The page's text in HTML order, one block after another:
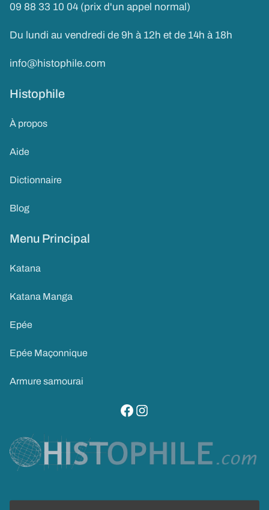
09 88 33 10 04 (prix d'un appel normal)
Du lundi au vendredi de 9h à 12h et de 14h à 18h
info@histophile.com
Histophile
À propos
Aide
Dictionnaire
Blog
Menu Principal
Katana
Katana Manga
Epée
Epée Maçonnique
Armure samourai
visitez notre page facebook
suivez notre compte instagram